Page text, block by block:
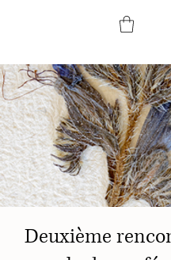
Deuxième